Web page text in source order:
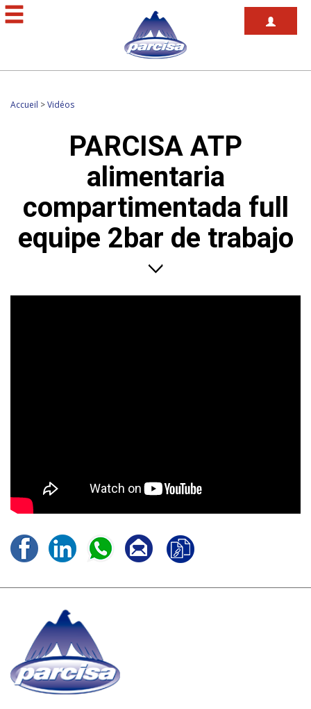
Accueil >Vidéos
PARCISA ATP
alimentaria
compartimentada full
equipe 2bar de trabajo